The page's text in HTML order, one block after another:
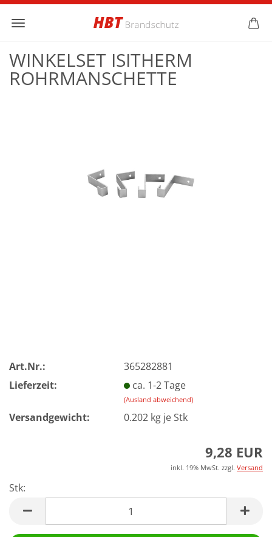
WINKELSET ISITHERM
ROHRMANSCHETTE
Art.Nr.:
365282881
Lieferzeit:
ca. 1-2 Tage
(Ausland abweichend)
Versandgewicht: 0.202 kg je Stk
9,28 EUR
inkl. 19% MwSt. zzgl. Versand
Stk: